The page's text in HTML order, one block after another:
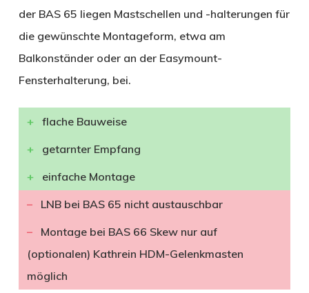
der BAS 65 liegen Mastschellen und -halterungen für
die gewünschte Montageform, etwa am
Balkonständer oder an der Easymount-
Fensterhalterung, bei.
flache Bauweise
getarnter Empfang
einfache Montage
LNB bei BAS 65 nicht austauschbar
Montage bei BAS 66 Skew nur auf
(optionalen) Kathrein HDM-Gelenkmasten
möglich